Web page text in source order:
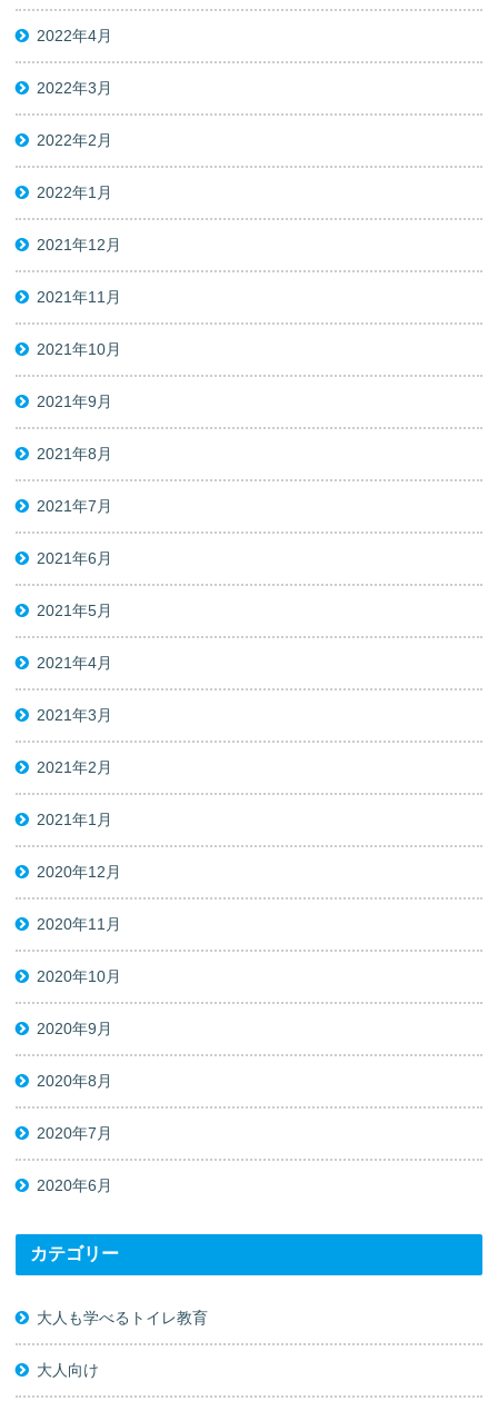
2022年4月
2022年3月
2022年2月
2022年1月
2021年12月
2021年11月
2021年10月
2021年9月
2021年8月
2021年7月
2021年6月
2021年5月
2021年4月
2021年3月
2021年2月
2021年1月
2020年12月
2020年11月
2020年10月
2020年9月
2020年8月
2020年7月
2020年6月
カテゴリー
大人も学べるトイレ教育
大人向け